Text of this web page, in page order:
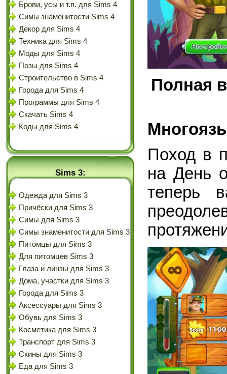
Брови, усы и т.п. для Sims 4
Симы знаменитости Sims 4
Декор для Sims 4
Техника для Sims 4
Моды для Sims 4
Позы для Sims 4
Строительство в Sims 4
Города для Sims 4
Программы для Sims 4
Скачать Sims 4
Коды для Sims 4
Sims 3:
Одежда для Sims 3
Причёски для Sims 3
Симы для Sims 3
Симы знаменитости для Sims 3
Питомцы для Sims 3
Для питомцев Sims 3
Глаза и линзы для Sims 3
Дома, участки для Sims 3
Города для Sims 3
Аксессуары для Sims 3
Обувь для Sims 3
Косметика для Sims 3
Транспорт для Sims 3
Скины для Sims 3
Еда для Sims 3
Полная
Поход в
на День
теперь